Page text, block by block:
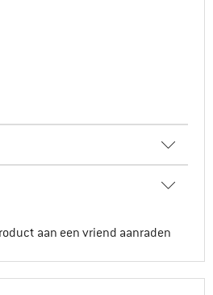
aan een vriend aanraden